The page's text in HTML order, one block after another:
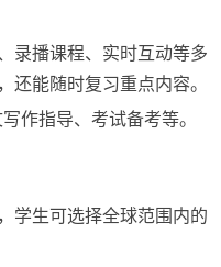
录播课程、实时互动等多
还能随时复习重点内容。
作指导、考试备考等。
学生可选择全球范围内的